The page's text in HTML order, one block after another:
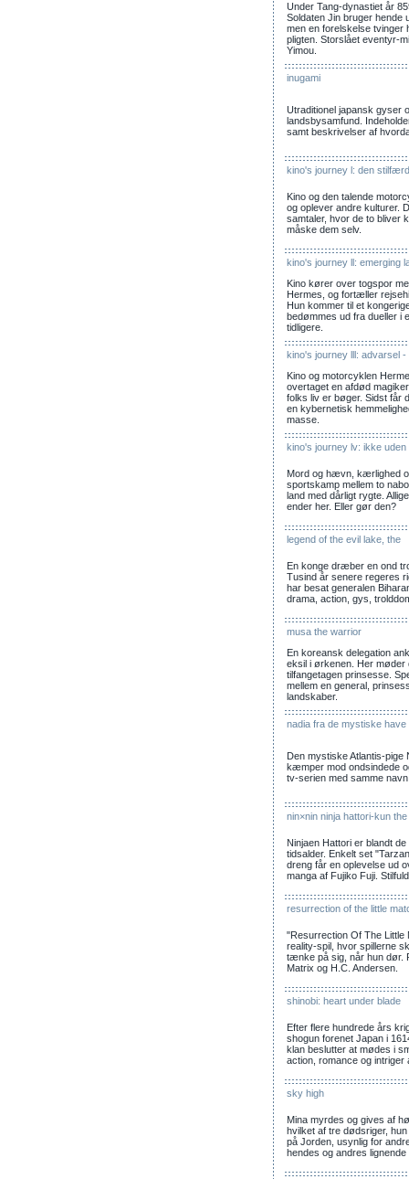
Under Tang-dynastiet år
Soldaten Jin bruger hende
men en forelskelse tvinger
pligten. Storslået eventyr-
Yimou.
inugami
Utraditionel japansk gyser
landsbysamfund.
samt beskrivelser af
kino's journey l: den
Kino og den talende
og oplever andre kulturer.
samtaler, hvor de to bliver
måske dem selv.
kino's journey ll: emerging
Kino kører over togspor
Hermes, og fortæller
Hun kommer til et
bedømmes ud fra dueller i
tidligere.
kino's journey lll: advarsel
Kino og motorcyklen
overtaget en afdød
folks liv er bøger. Sidst får
en kybernetisk
masse.
kino's journey lv: ikke
Mord og hævn, kærlighed
sportskamp mellem to
land med dårligt rygte.
ender her. Eller gør den?
legend of the evil lake, the
En konge dræber en ond
Tusind år senere regeres
har besat generalen
drama, action, gys,
musa the warrior
En koreansk delegation
eksil i ørkenen. Her møder
tilfangetagen prinsesse.
mellem en general,
landskaber.
nadia fra de mystiske have
Den mystiske Atlantis-pige
kæmper mod ondsindede
tv-serien med samme
nin×nin ninja hattori-kun
Ninjaen Hattori er blandt
tidsalder. Enkelt set
dreng får en oplevelse ud
manga af Fujiko Fuji.
resurrection of the little
"Resurrection Of The Little
reality-spil, hvor spillerne
tænke på sig, når hun dør.
Matrix og H.C. Andersen.
shinobi: heart under blade
Efter flere hundrede års
shogun forenet Japan i
klan beslutter at mødes i
action, romance og intriger
sky high
Mina myrdes og gives af
hvilket af tre dødsriger,
på Jorden, usynlig for
hendes og andres